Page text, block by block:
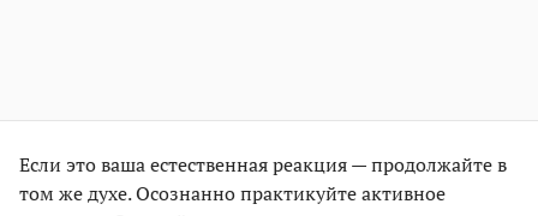
Если это ваша естественная реакция — продолжайте в
том же духе. Осознанно практикуйте активное